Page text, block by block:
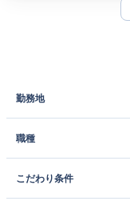
勤務地
職種
こだわり条件